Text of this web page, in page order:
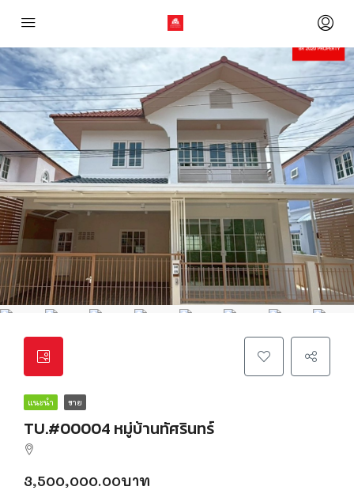
แนะนำ ขาย
TU.#00004 หมู่บ้านทัศรินทร์
3,500,000.00บาท